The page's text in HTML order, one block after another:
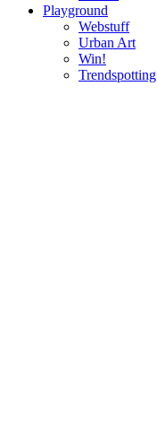
Playground
Webstuff
Urban Art
Win!
Trendspotting